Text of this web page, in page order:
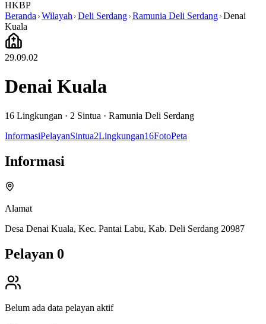
HKBP
Beranda Wilayah Deli Serdang Ramunia Deli Serdang Denai
Kuala
29.09.02
Denai Kuala
16 Lingkungan · 2 Sintua · Ramunia Deli Serdang
InformasiPelayanSintua2Lingkungan16FotoPeta
Informasi
Alamat
Desa Denai Kuala, Kec. Pantai Labu, Kab. Deli Serdang 20987
Pelayan 0
Belum ada data pelayan aktif